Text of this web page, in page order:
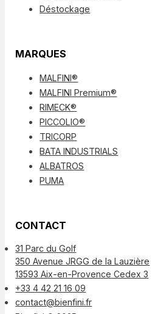
Déstockage
MARQUES
MALFINI®
MALFINI Premium®
RIMECK®
PICCOLIO®
TRICORP
BATA INDUSTRIALS
ALBATROS
PUMA
CONTACT
31 Parc du Golf
350 Avenue JRGG de la Lauzière
13593 Aix-en-Provence Cedex 3
+33 4 42 21 16 09
contact@bienfini.fr